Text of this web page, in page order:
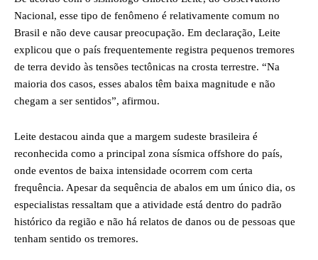
Nacional, esse tipo de fenômeno é relativamente comum no
Brasil e não deve causar preocupação. Em declaração, Leite
explicou que o país frequentemente registra pequenos tremores
de terra devido às tensões tectônicas na crosta terrestre. “Na
maioria dos casos, esses abalos têm baixa magnitude e não
chegam a ser sentidos”, afirmou.
Leite destacou ainda que a margem sudeste brasileira é
reconhecida como a principal zona sísmica offshore do país,
onde eventos de baixa intensidade ocorrem com certa
frequência. Apesar da sequência de abalos em um único dia, os
especialistas ressaltam que a atividade está dentro do padrão
histórico da região e não há relatos de danos ou de pessoas que
tenham sentido os tremores.